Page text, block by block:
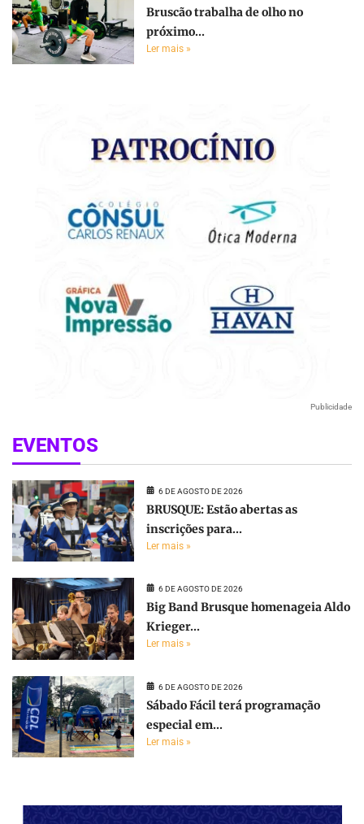
Bruscão trabalha de olho no
próximo...
Ler mais »
Publicidade
EVENTOS
6 DE AGOSTO DE 2026
BRUSQUE: Estão abertas as
inscrições para...
Ler mais »
6 DE AGOSTO DE 2026
Big Band Brusque homenageia Aldo
Krieger...
Ler mais »
6 DE AGOSTO DE 2026
Sábado Fácil terá programação
especial em...
Ler mais »